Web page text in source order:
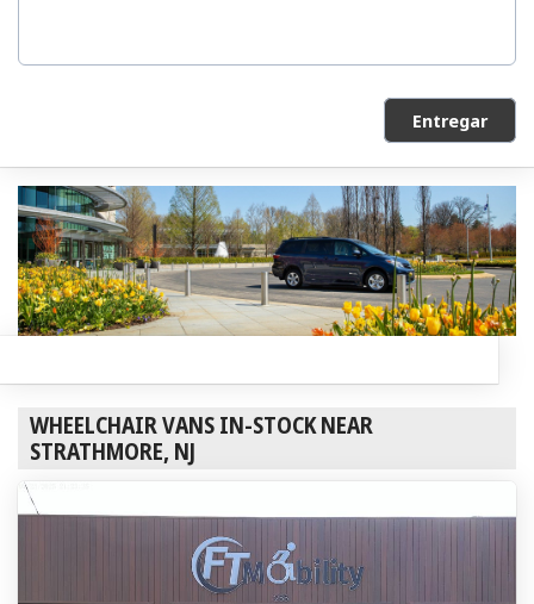
Entregar
WHEELCHAIR VANS IN-STOCK NEAR
STRATHMORE, NJ